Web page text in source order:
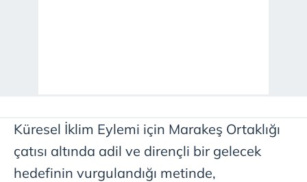
almak için lütfen
tıklayınız
Küresel İklim Eylemi için Marakeş Ortaklığı
çatısı altında adil ve dirençli bir gelecek
hedefinin vurgulandığı metinde,